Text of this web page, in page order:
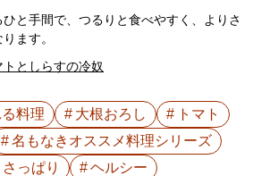
ひと手間で、つるりと食べやすく、よりさ
ます。
トとしらすの冷奴
料理 大根おろし
トマト
名もなきオススメ料理シリーズ
さっぱり
ヘルシー